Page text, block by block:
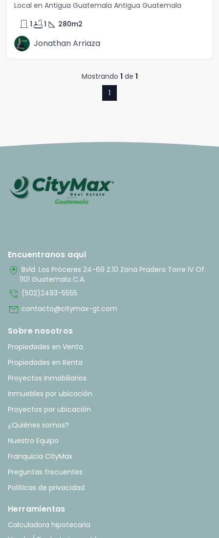
Local en Antigua Guatemala Antigua Guatemala
door_front 1 bathtub1 square_foot 280m2
Jonathan Arriaza
Mostrando 1 de 1
1
Encuentranos aquí
home_pin Bvld. Los Próceres 24-69 Z.10 Zona Pradera Torre IV Of.
1101 Guatemala C.A.
phone_in_talk (502)2493-5555
mail contacto@citymax-gt.com
Sobre nosotros
Propiedades en Venta
Propiedades en Renta
Proyectos Inmobiliarios
Inmuebles por ubicación
Proyectos por ubicación
¿Quiénes somos?
Nuestro Equipo
Franquicia CityMax
Preguntas frecuentes
Políticas de privacidad
Herramientas
Calculadora hipotecaria